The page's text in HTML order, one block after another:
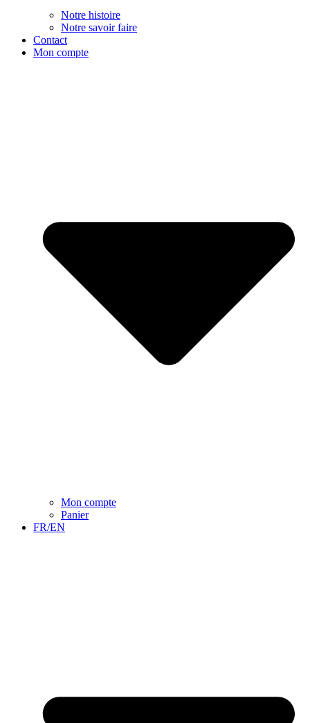
Notre histoire
Notre savoir faire
Contact
Mon compte
Mon compte
Panier
FR/EN